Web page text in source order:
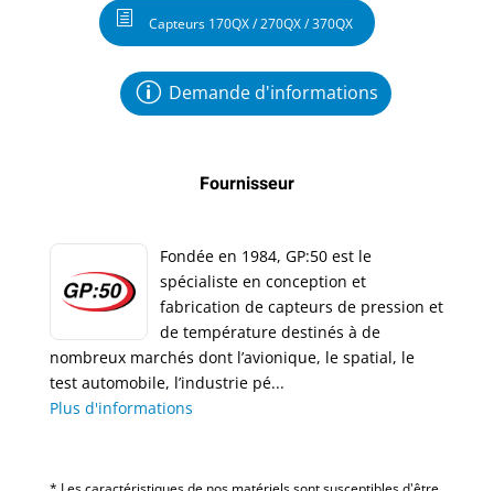
Capteurs 170QX / 270QX / 370QX
Demande d'informations
Fournisseur
Fondée en 1984, GP:50 est le
spécialiste en conception et
fabrication de capteurs de pression et
de température destinés à de
nombreux marchés dont l’avionique, le spatial, le
test automobile, l’industrie pé...
Plus d'informations